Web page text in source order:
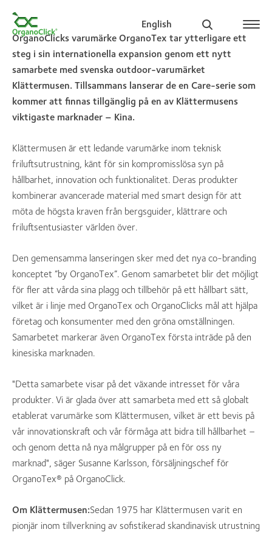
English
Search for:
OrganoClicks varumärke OrganoTex tar ytterligare ett
steg i sin internationella expansion genom ett nytt
samarbete med svenska outdoor-varumärket
Klättermusen. Tillsammans lanserar de en Care-serie som
kommer att finnas tillgänglig på en av Klättermusens
viktigaste marknader – Kina.
​Klättermusen är ett ledande varumärke inom teknisk
friluftsutrustning, känt för sin kompromisslösa syn på
hållbarhet, innovation och funktionalitet. Deras produkter
kombinerar avancerade material med smart design för att
möta de högsta kraven från bergsguider, klättrare och
friluftsentusiaster världen över.
Den gemensamma lanseringen sker med det nya co-branding
konceptet ”by OrganoTex”. Genom samarbetet blir det möjligt
för fler att vårda sina plagg och tillbehör på ett hållbart sätt,
vilket är i linje med OrganoTex och OrganoClicks mål att hjälpa
företag och konsumenter med den gröna omställningen.
Samarbetet markerar även OrganoTex första inträde på den
kinesiska marknaden.
"Detta samarbete visar på det växande intresset för våra
produkter. Vi är glada över att samarbeta med ett så globalt
etablerat varumärke som Klättermusen, vilket är ett bevis på
vår innovationskraft och vår förmåga att bidra till hållbarhet –
och genom detta nå nya målgrupper på en för oss ny
marknad", säger Susanne Karlsson, försäljningschef för
OrganoTex® på OrganoClick.
Om Klättermusen:Sedan 1975 har Klättermusen varit en
pionjär inom tillverkning av sofistikerad skandinavisk utrustning